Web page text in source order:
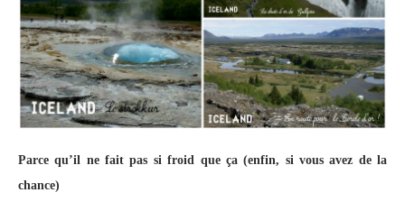
Parce qu’il ne fait pas si froid que ça (enfin, si vous avez de la
chance)